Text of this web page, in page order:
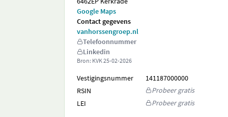
Google Maps
Contact gegevens
vanhorssengroep.nl
Telefoonnummer
Linkedin
Bron: KVK25-02-2026
Vestigingsnummer
141187000000
RSIN
Probeer gratis
LEI
Probeer gratis